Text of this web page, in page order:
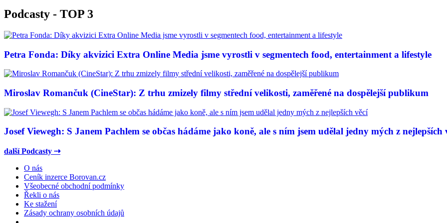
Podcasty - TOP 3
Petra Fonda: Díky akvizici Extra Online Media jsme vyrostli v segmentech food, entertainment a lifestyle
Miroslav Romančuk (CineStar): Z trhu zmizely filmy střední velikosti, zaměřené na dospělejší publikum
Josef Viewegh: S Janem Pachlem se občas hádáme jako koně, ale s ním jsem udělal jedny mých z nejlepších
další Podcasty ⇢
O nás
Ceník inzerce Borovan.cz
Všeobecné obchodní podmínky
Řekli o nás
Ke stažení
Zásady ochrany osobních údajů